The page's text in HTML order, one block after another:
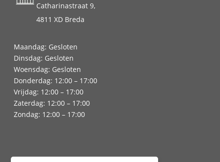
Catharinastraat 9,
4811 XD Breda
Maandag: Gesloten
Dinsdag: Gesloten
Woensdag: Gesloten
Donderdag: 12:00 – 17:00
Vrijdag: 12:00 – 17:00
Zaterdag: 12:00 – 17:00
Zondag: 12:00 – 17:00